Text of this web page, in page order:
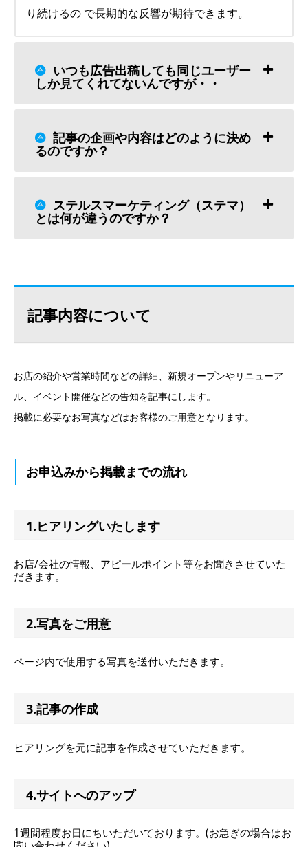
り続けるの で長期的な反響が期待できます。
いつも広告出稿しても同じユーザー
しか見てくれてないんですが・・
記事の企画や内容はどのように決め
るのですか？
ステルスマーケティング（ステマ）
とは何が違うのですか？
記事内容について
お店の紹介や営業時間などの詳細、新規オープンやリニューア
ル、イベント開催などの告知を記事にします。
掲載に必要なお写真などはお客様のご用意となります。
お申込みから掲載までの流れ
1.ヒアリングいたします
お店/会社の情報、アピールポイント等をお聞きさせていた
だきます。
2.写真をご用意
ページ内で使用する写真を送付いただきます。
3.記事の作成
ヒアリングを元に記事を作成させていただきます。
4.サイトへのアップ
1週間程度お日にちいただいております。(お急ぎの場合はお